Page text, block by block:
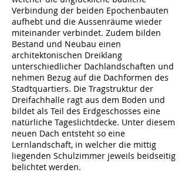
Verbindung der beiden Epochenbauten
aufhebt und die Aussenräume wieder
miteinander verbindet. Zudem bilden
Bestand und Neubau einen
architektonischen Dreiklang
unterschiedlicher Dachlandschaften und
nehmen Bezug auf die Dachformen des
Stadtquartiers. Die Tragstruktur der
Dreifachhalle ragt aus dem Boden und
bildet als Teil des Erdgeschosses eine
natürliche Tageslichtdecke. Unter diesem
neuen Dach entsteht so eine
Lernlandschaft, in welcher die mittig
liegenden Schulzimmer jeweils beidseitig
belichtet werden.